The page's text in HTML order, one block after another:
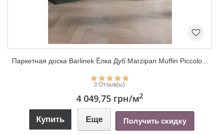
Паркетная доска Barlinek Ёлка Дуб Marzipan Muffin Piccolo...
3 Отзыв(ы)
4 049,75 грн/м2
Купить Еще Получить скидку